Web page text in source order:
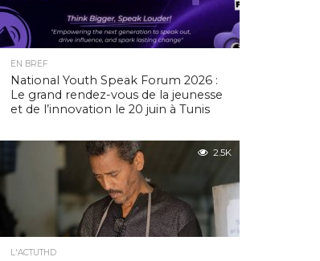
EN BREF
National Youth Speak Forum 2026 :
Le grand rendez-vous de la jeunesse
et de l’innovation le 20 juin à Tunis
2.5K
L'ACTUTHD